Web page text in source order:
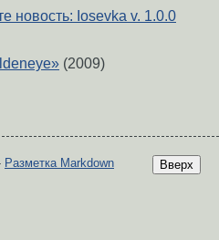
новость: Iosevka v. 1.0.0
(2009)
Вверх
Разметка Markdown